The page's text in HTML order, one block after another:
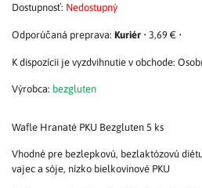
Dostupnosť: Nedostupný
Kuriér • 3,69 € •
Výrobca: bezgluten
Wafle Hranaté PKU Bezgluten 5 ks
Vhodné pre bezlepkovú, bezlaktózovú
vajec a sóje, nízko bielkovinové PKU